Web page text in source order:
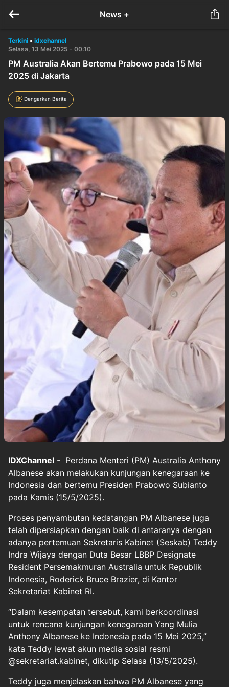
News +
Terkini • idxchannel
Selasa, 13 Mei 2025 - 00:10
PM Australia Akan Bertemu Prabowo pada 15 Mei
2025 di Jakarta
Dengarkan Berita
IDXChannel - Perdana Menteri (PM) Australia Anthony
Albanese akan melakukan kunjungan kenegaraan ke
Indonesia dan bertemu Presiden Prabowo Subianto
pada Kamis (15/5/2025).
Proses penyambutan kedatangan PM Albanese juga
telah dipersiapkan dengan baik di antaranya dengan
adanya pertemuan Sekretaris Kabinet (Seskab) Teddy
Indra Wijaya dengan Duta Besar LBBP Designate
Resident Persemakmuran Australia untuk Republik
Indonesia, Roderick Bruce Brazier, di Kantor
Sekretariat Kabinet RI.
“Dalam kesempatan tersebut, kami berkoordinasi
untuk rencana kunjungan kenegaraan Yang Mulia
Anthony Albanese ke Indonesia pada 15 Mei 2025,”
kata Teddy lewat akun media sosial resmi
@sekretariat.kabinet, dikutip Selasa (13/5/2025).
Teddy juga menjelaskan bahwa PM Albanese yang